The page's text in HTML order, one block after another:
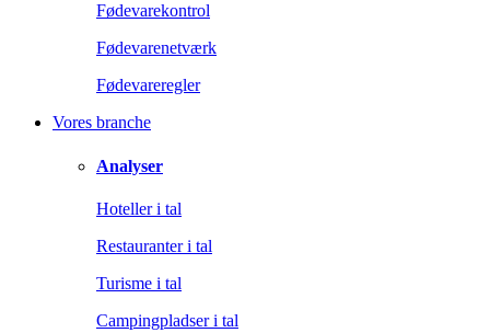
Fødevarekontrol
Fødevarenetværk
Fødevareregler
Vores branche
Analyser
Hoteller i tal
Restauranter i tal
Turisme i tal
Campingpladser i tal